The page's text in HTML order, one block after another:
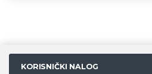
KORISNIČKI NALOG